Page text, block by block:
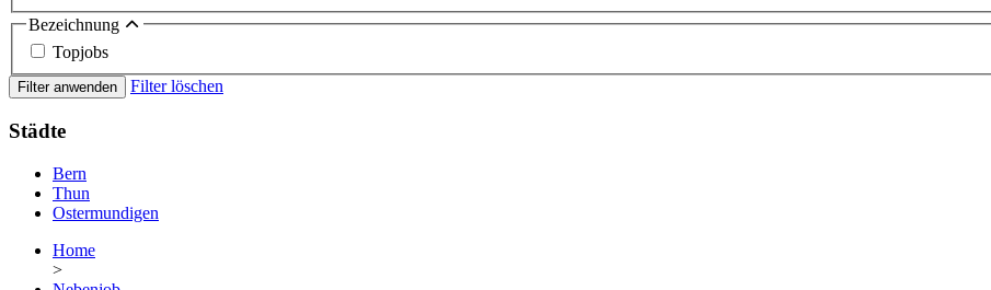
Bezeichnung
Topjobs
Filter anwenden Filter löschen
Städte
Bern
Thun
Ostermundigen
Home
>